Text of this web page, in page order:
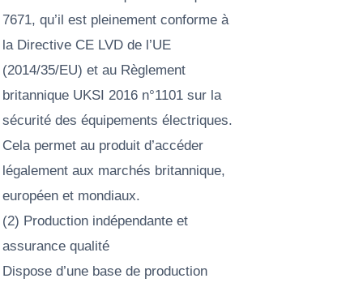
7671, qu’il est pleinement conforme à
la Directive CE LVD de l’UE
(2014/35/EU) et au Règlement
britannique UKSI 2016 n°1101 sur la
sécurité des équipements électriques.
Cela permet au produit d’accéder
légalement aux marchés britannique,
européen et mondiaux.
(2) Production indépendante et
assurance qualité
Dispose d’une base de production